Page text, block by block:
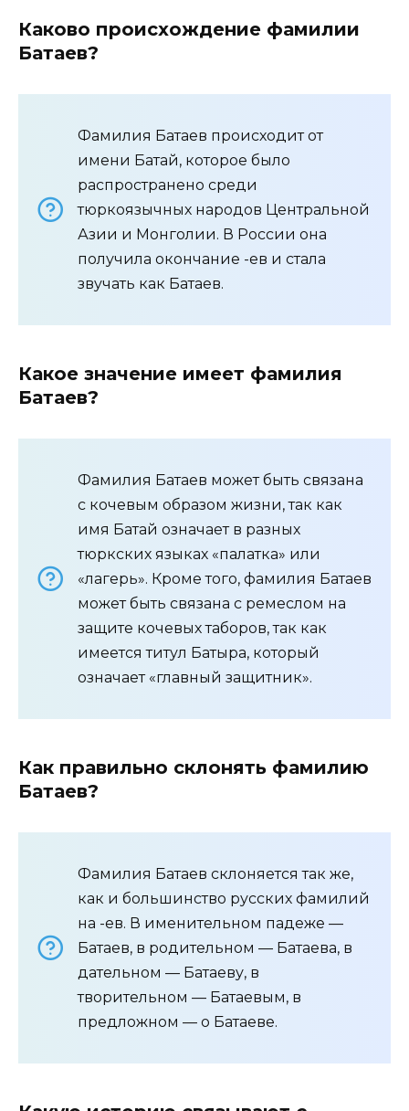
Каково происхождение фамилии
Батаев?
Фамилия Батаев происходит от
имени Батай, которое было
распространено среди
тюркоязычных народов Центральной
Азии и Монголии. В России она
получила окончание -ев и стала
звучать как Батаев.
Какое значение имеет фамилия
Батаев?
Фамилия Батаев может быть связана
с кочевым образом жизни, так как
имя Батай означает в разных
тюркских языках «палатка» или
«лагерь». Кроме того, фамилия Батаев
может быть связана с ремеслом на
защите кочевых таборов, так как
имеется титул Батыра, который
означает «главный защитник».
Как правильно склонять фамилию
Батаев?
Фамилия Батаев склоняется так же,
как и большинство русских фамилий
на -ев. В именительном падеже —
Батаев, в родительном — Батаева, в
дательном — Батаеву, в
творительном — Батаевым, в
предложном — о Батаеве.